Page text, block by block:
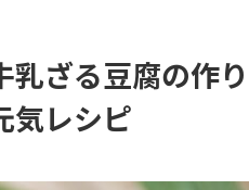
乳ざる豆腐の作
気レシピ